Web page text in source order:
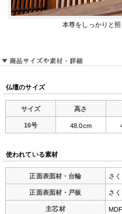
本尊をしっかりと
仏壇のサイズ
サイズ 高さ
16号 48.0cm
使われている素材
正面表面材・台輪 さ
正面表面材・戸板 さ
主芯材 MDF